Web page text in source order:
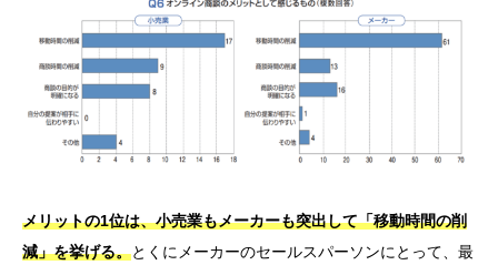
メリットの1位は、小売業もメーカーも突出して「移動時間の削
減」を挙げる。とくにメーカーのセールスパーソンにとって、最